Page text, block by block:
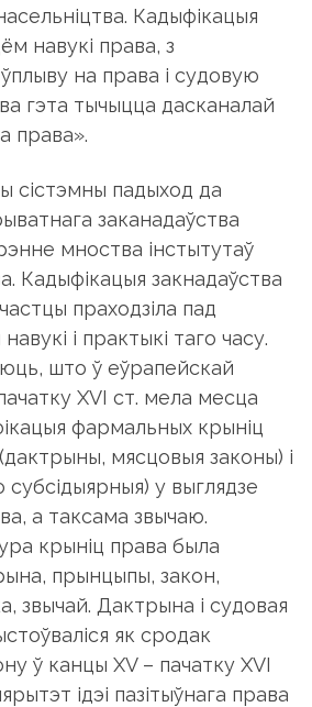
Кадыфікацыя
навукі права, з
на права і судовую
гэта тычыцца дасканалай
права».
сістэмны падыход да
заканадаўства
мноства інстытутаў
Кадыфікацыя закнадаўства
праходзіла пад
і практыкі таго часу.
што ў еўрапейскай
ХVІ ст. мела месца
фармальных крыніц
мясцовыя законы) і
у выглядзе
а таксама звычаю.
крыніц права была
прынцыпы, закон,
звычай. Дактрына і судовая
як сродак
ў канцы ХV – пачатку ХVІ
ідэі пазітыўнага права